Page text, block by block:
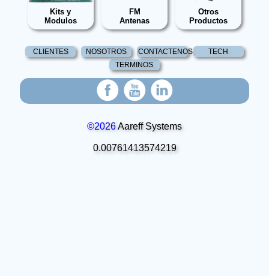
Kits y
Modulos
FM
Antenas
Otros
Productos
CLIENTES NOSOTROS CONTACTENOS
TECH
TERMINOS
©2026Aareff Systems
0.00761413574219